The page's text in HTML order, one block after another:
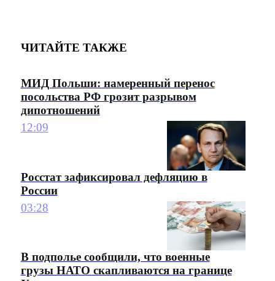
ЧИТАЙТЕ ТАКЖЕ
МИД Польши: намеренный перенос
посольства РФ грозит разрывом
дипотношений
12:09
Росстат зафиксировал дефляцию в
России
03:28
В подполье сообщили, что военные
грузы НАТО скапливаются на границе